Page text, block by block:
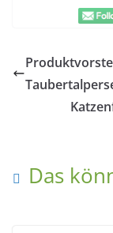
Das